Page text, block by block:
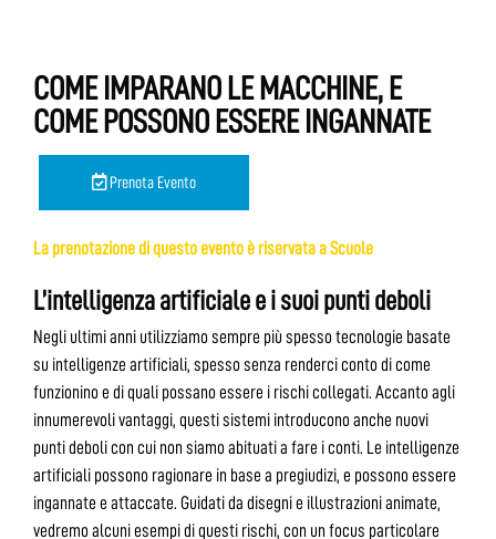
COME IMPARANO LE MACCHINE, E
COME POSSONO ESSERE INGANNATE
Prenota Evento
La prenotazione di questo evento è riservata a Scuole
L’intelligenza artificiale e i suoi punti deboli
Negli ultimi anni utilizziamo sempre più spesso tecnologie basate
su intelligenze artificiali, spesso senza renderci conto di come
funzionino e di quali possano essere i rischi collegati. Accanto agli
innumerevoli vantaggi, questi sistemi introducono anche nuovi
punti deboli con cui non siamo abituati a fare i conti. Le intelligenze
artificiali possono ragionare in base a pregiudizi, e possono essere
ingannate e attaccate. Guidati da disegni e illustrazioni animate,
vedremo alcuni esempi di questi rischi, con un focus particolare